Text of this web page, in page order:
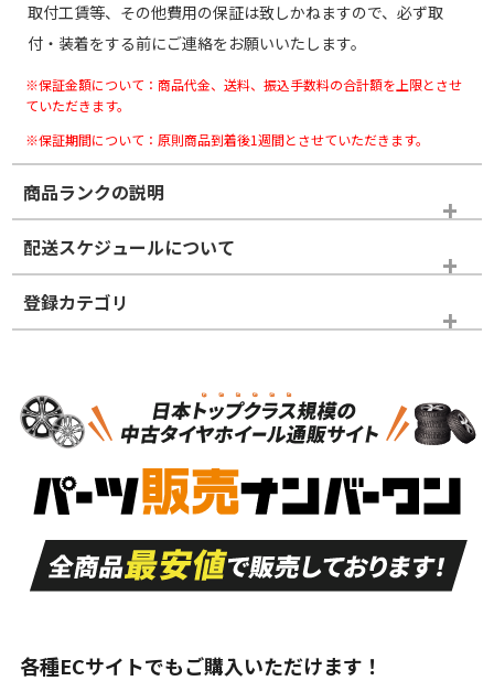
取付工賃等、その他費用の保証は致しかねますので、必ず取
付・装着をする前にご連絡をお願いいたします。
※保証金額について：商品代金、送料、振込手数料の合計額を上限とさせ
ていただきます。
※保証期間について：原則商品到着後1週間とさせていただきます。
商品ランクの説明
※商品ランクは出品者の主観により判断しておりますので、あら
かじめご了承ください。
ホイールランク
S
品）
S
新車外し品（新古
付き
A
走行距離も少なく、
目立つ傷もほとんど
ない中古品
A
走行距離も少なく、
非常に状態の良い中
古品
な中古品
んどない中古品
配送スケジュールについて
登録カテゴリ
スタッドレスタイヤのみ
各種ECサイトでもご購入いただけます！